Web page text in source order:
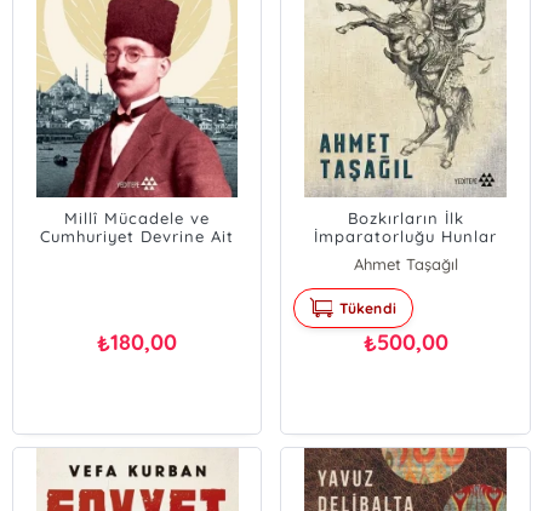
Erhan Afyoncu
Osman Sezgin
Tufan Gündüz
Vahdettin Engin
Abdülkadir Özcan
Ali Ahmetbeyoğlu
Millî Mücadele ve
Cumhuriyet Devrine Ait
₺180,00
Bozkırların İlk
İmparatorluğu Hunlar
(Bez Ciltli)
Ahmet Taşağıl
Tükendi
₺500,00